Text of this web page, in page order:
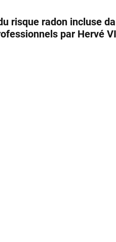
risque radon incluse
par Hervé